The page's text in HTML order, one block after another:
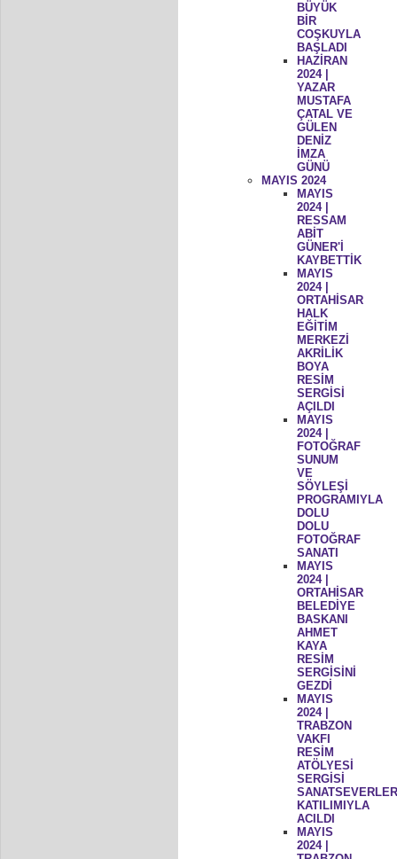
BÜYÜK
BİR
COŞKUYLA
BAŞLADI
HAZİRAN
2024 |
YAZAR
MUSTAFA
ÇATAL VE
GÜLEN
DENİZ
İMZA
GÜNÜ
MAYIS 2024
MAYIS
2024 |
RESSAM
ABİT
GÜNER'İ
KAYBETTİK
MAYIS
2024 |
ORTAHİSAR
HALK
EĞİTİM
MERKEZİ
AKRİLİK
BOYA
RESİM
SERGİSİ
AÇILDI
MAYIS
2024 |
FOTOĞRAF
SUNUM
VE
SÖYLEŞİ
PROGRAMIYLA
DOLU
DOLU
FOTOĞRAF
SANATI
MAYIS
2024 |
ORTAHİSAR
BELEDİYE
BASKANI
AHMET
KAYA
RESİM
SERGİSİNİ
GEZDİ
MAYIS
2024 |
TRABZON
VAKFI
RESİM
ATÖLYESİ
SERGİSİ
KATILIMIYLA
ACILDI
MAYIS
2024 |